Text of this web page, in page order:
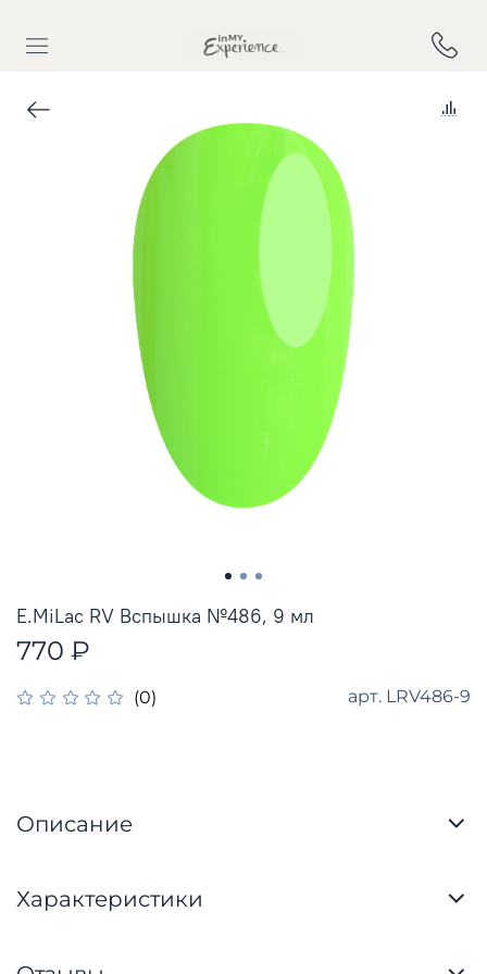
(0) арт. LRV486-9
E.MiLac RV Вспышка №486, 9 мл
770 ₽
Описание
Характеристики